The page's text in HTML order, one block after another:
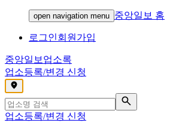
open navigation menu 중앙일보 홈
로그인회원가입
중앙일보 업소록
업소등록/변경 신청
,
업소등록/변경 신청